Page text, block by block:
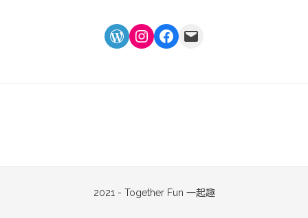
WordPress
Instagram
Facebook
Mail
2021 - Together Fun 一起趣